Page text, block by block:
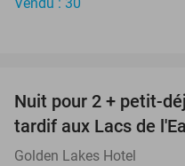
Nuit pour 2 + petit-
tardif aux Lacs de
Golden Lakes Hotel